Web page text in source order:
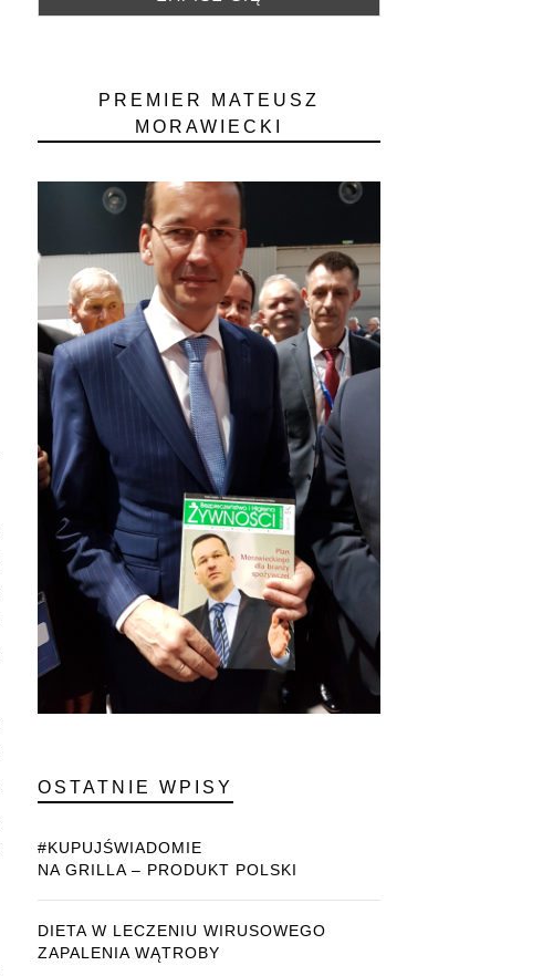
PREMIER MATEUSZ
MORAWIECKI
OSTATNIE WPISY
#KUPUJŚWIADOMIE
NA GRILLA – PRODUKT POLSKI
DIETA W LECZENIU WIRUSOWEGO
ZAPALENIA WĄTROBY